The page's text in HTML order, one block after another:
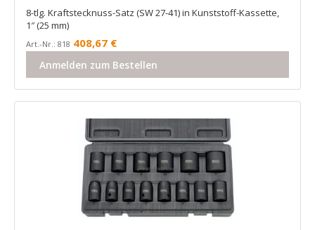
8-tlg. Kraftstecknuss-Satz (SW 27-41) in Kunststoff-Kassette,
1″ (25 mm)
Art.-Nr.: 818 408,67 €
Anmelden zum Bestellen